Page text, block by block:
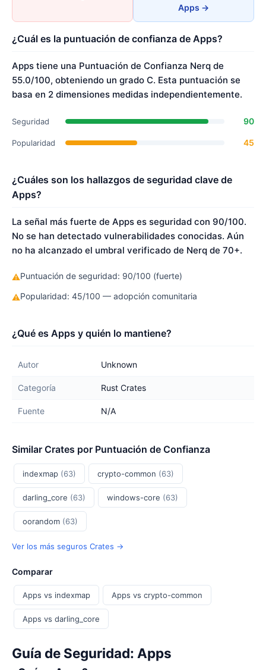
Apps →
¿Cuál es la puntuación de confianza de Apps?
Apps tiene una Puntuación de Confianza Nerq de
55.0/100, obteniendo un grado C. Esta puntuación se
basa en 2 dimensiones medidas independientemente.
Seguridad 90
Popularidad 45
¿Cuáles son los hallazgos de seguridad clave de
Apps?
La señal más fuerte de Apps es seguridad con 90/100.
No se han detectado vulnerabilidades conocidas. Aún
no ha alcanzado el umbral verificado de Nerq de 70+.
⚠Puntuación de seguridad: 90/100 (fuerte)
⚠Popularidad: 45/100 — adopción comunitaria
¿Qué es Apps y quién lo mantiene?
Autor Unknown
Categoría Rust Crates
Fuente N/A
Similar Crates por Puntuación de Confianza
indexmap (63) crypto-common (63)
darling_core (63) windows-core (63)
oorandom (63)
Ver los más seguros Crates →
Comparar
Apps vs indexmap Apps vs crypto-common
Apps vs darling_core
Guía de Seguridad: Apps